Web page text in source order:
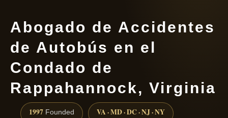
Abogado de Accidentes
de Autobús en el
Condado de
Rappahannock, Virginia
1997 Founded VA · MD · DC · NJ · NY